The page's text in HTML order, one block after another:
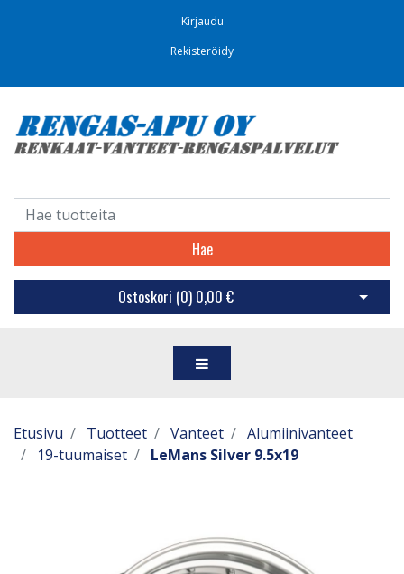
Kirjaudu
Rekisteröidy
Hae
Ostoskori (0) 0,00 € Avaa
Etusivu Tuotteet Vanteet
Alumiinivanteet
19-tuumaiset
LeMans Silver 9.5x19